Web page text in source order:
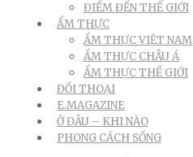
ĐIỂM ĐẾN THẾ GIỚI
ẨM THỰC
ẨM THỰC VIỆT NAM
ẨM THỰC CHÂU Á
ẨM THỰC THẾ GIỚI
ĐỐI THOẠI
E.MAGAZINE
Ở ĐÂU – KHI NÀO
PHONG CÁCH SỐNG